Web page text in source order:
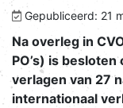
Gepubliceerd: 21
Na overleg in
PO’s) is
verlagen van 27
internationaal